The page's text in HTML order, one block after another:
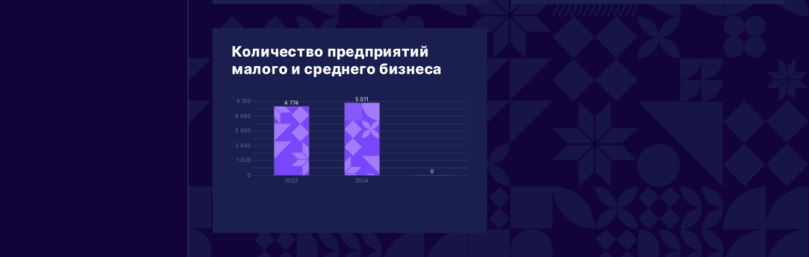
Количество предприятий
малого и среднего бизнеса
0
1 020
2 040
3 060
4 080
5 100
2023 2024
4 774
5 011
0